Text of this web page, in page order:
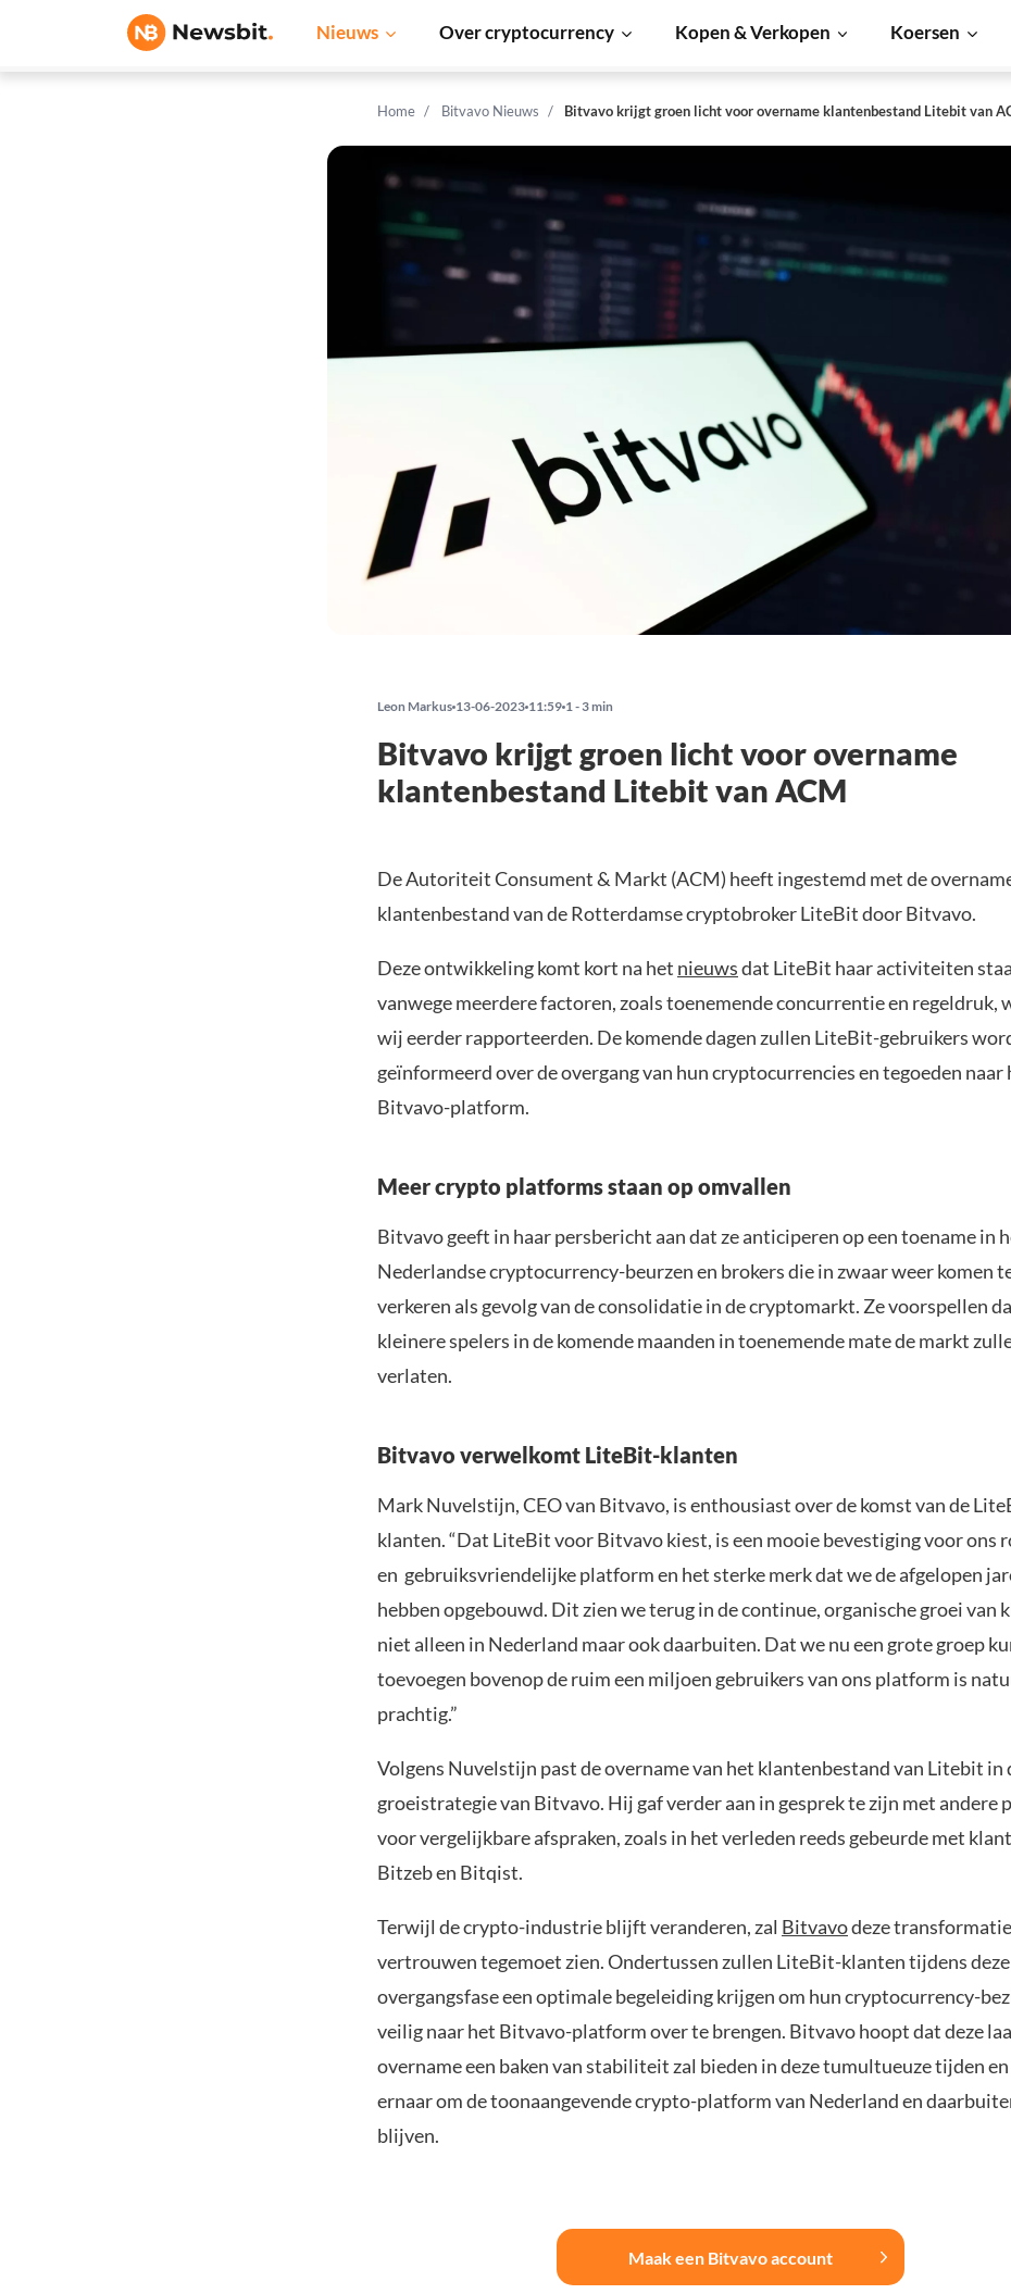
Nieuws Over cryptocurrency Kopen & Verkopen Koersen
Home Bitvavo Nieuws Bitvavo krijgt groen licht voor overname klantenbestand Litebit van
Leon Markus 13-06-2023 11:59 1 - 3 min
Bitvavo krijgt groen licht voor overname
klantenbestand Litebit van ACM
De Autoriteit Consument & Markt (ACM) heeft ingestemd met de
klantenbestand van de Rotterdamse cryptobroker LiteBit door Bitvavo.
Deze ontwikkeling komt kort na het nieuwsdat LiteBit haar activiteiten
vanwege meerdere factoren, zoals toenemende concurrentie en regeldruk,
wij eerder rapporteerden. De komende dagen zullen LiteBit-gebruikers
geïnformeerd over de overgang van hun cryptocurrencies en tegoeden naar
Bitvavo-platform.
Meer crypto platforms staan op omvallen
Bitvavo geeft in haar persbericht aan dat ze anticiperen op een toename in
Nederlandse cryptocurrency-beurzen en brokers die in zwaar weer komen
verkeren als gevolg van de consolidatie in de cryptomarkt. Ze voorspellen
kleinere spelers in de komende maanden in toenemende mate de markt
verlaten.
Bitvavo verwelkomt LiteBit-klanten
Mark Nuvelstijn, CEO van Bitvavo, is enthousiast over de komst van de
klanten. “Dat LiteBit voor Bitvavo kiest, is een mooie bevestiging voor ons
en gebruiksvriendelijke platform en het sterke merk dat we de afgelopen
hebben opgebouwd. Dit zien we terug in de continue, organische groei van
niet alleen in Nederland maar ook daarbuiten. Dat we nu een grote groep
toevoegen bovenop de ruim een miljoen gebruikers van ons platform is
prachtig.”
Volgens Nuvelstijn past de overname van het klantenbestand van Litebit in
groeistrategie van Bitvavo. Hij gaf verder aan in gesprek te zijn met andere
voor vergelijkbare afspraken, zoals in het verleden reeds gebeurde met
Bitzeb en Bitqist.
Terwijl de crypto-industrie blijft veranderen, zal Bitvavodeze
vertrouwen tegemoet zien. Ondertussen zullen LiteBit-klanten tijdens deze
overgangsfase een optimale begeleiding krijgen om hun cryptocurrency-
veilig naar het Bitvavo-platform over te brengen. Bitvavo hoopt dat deze
overname een baken van stabiliteit zal bieden in deze tumultueuze tijden
ernaar om de toonaangevende crypto-platform van Nederland en
blijven.
Maak een Bitvavo account